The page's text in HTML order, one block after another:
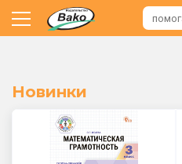
Новинки